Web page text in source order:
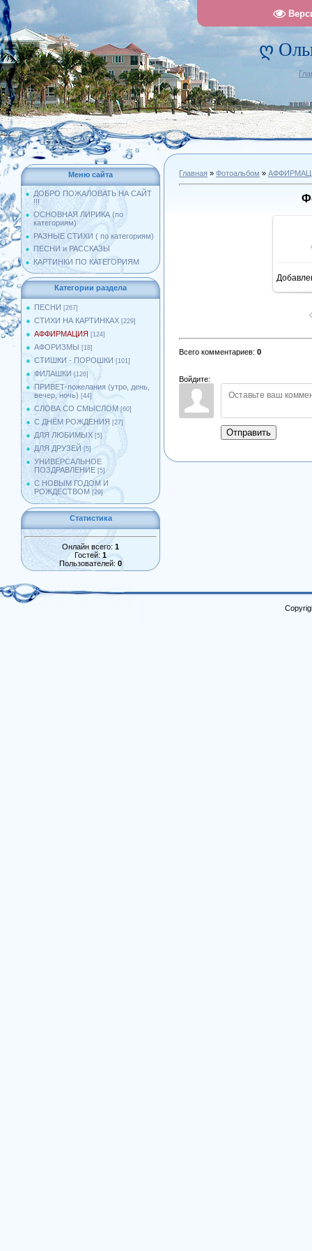
ღ
Меню сайта
ДОБРО ПОЖАЛОВАТЬ НА САЙТ
!!!
ОСНОВНАЯ ЛИРИКА (по
категориям)
РАЗНЫЕ СТИХИ ( по категориям)
ПЕСНИ и РАССКАЗЫ
КАРТИНКИ ПО КАТЕГОРИЯМ
Категории раздела
ПЕСНИ [267]
СТИХИ НА КАРТИНКАХ [229]
АФФИРМАЦИЯ [124]
АФОРИЗМЫ [18]
СТИШКИ - ПОРОШКИ [101]
ФИЛАШКИ [126]
ПРИВЕТ-пожелания (утро, день,
вечер, ночь) [44]
СЛОВА СО СМЫСЛОМ [60]
С ДНЁМ РОЖДЕНИЯ [27]
ДЛЯ ЛЮБИМЫХ [5]
ДЛЯ ДРУЗЕЙ [5]
УНИВЕРСАЛЬНОЕ
ПОЗДРАВЛЕНИЕ [5]
С НОВЫМ ГОДОМ И
РОЖДЕСТВОМ [29]
Статистика
Онлайн всего: 1
Гостей: 1
Пользователей: 0
Главная » Фотоальбом »
Всего комментариев: 0
Войдите:
Отправить